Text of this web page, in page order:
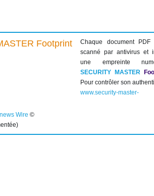
Chaque document
scanné par antivirus et
une empreinte
SECURITY MASTER
Pour contrôler son
www.security-master-
Wire ©